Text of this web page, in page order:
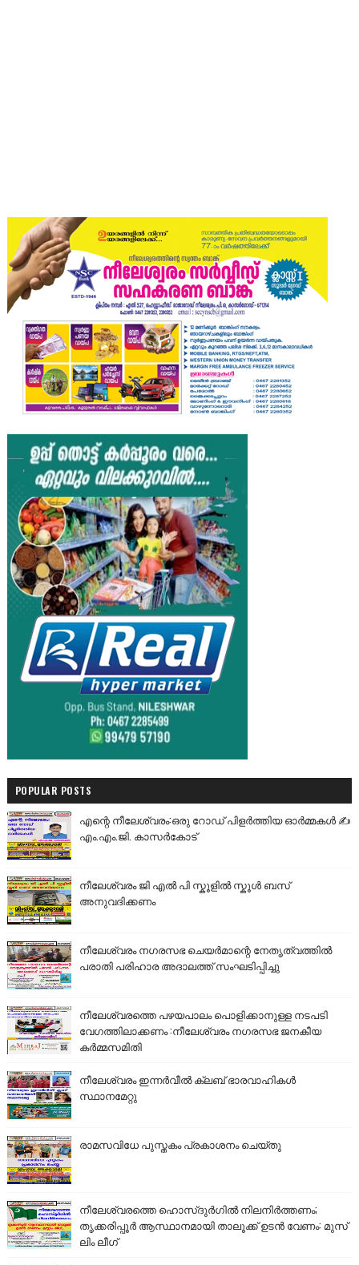
POPULAR POSTS
എന്റെ നീലേശ്വരം:ഒരു റോഡ് പിളർത്തിയ ഓർമ്മകൾ ✍️
എം.എം.ജി. കാസർകോട്
നീലേശ്വരം ജി എൽ പി സ്കൂളിൽ സ്കൂൾ ബസ്
അനുവദിക്കണം
നീലേശ്വരം നഗരസഭ ചെയർമാന്റെ നേതൃത്വത്തിൽ
പരാതി പരിഹാര അദാലത്ത് സംഘടിപ്പിച്ചു
നീലേശ്വരത്തെ പഴയപാലം പൊളിക്കാനുള്ള നടപടി
വേഗത്തിലാക്കണം :നീലേശ്വരം നഗരസഭ ജനകീയ
കർമ്മസമിതി
നീലേശ്വരം ഇന്നർവീൽ ക്ലബ് ഭാരവാഹികൾ
സ്ഥാനമേറ്റു
രാമസവിധേ പുസ്തകം പ്രകാശനം ചെയ്തു
നീലേശ്വരത്തെ ഹൊസ്ദുർഗിൽ നിലനിർത്തണം;
തൃക്കരിപ്പൂർ ആസ്ഥാനമായി താലൂക്ക് ഉടൻ വേണം: മുസ്
ലിം ലീഗ്